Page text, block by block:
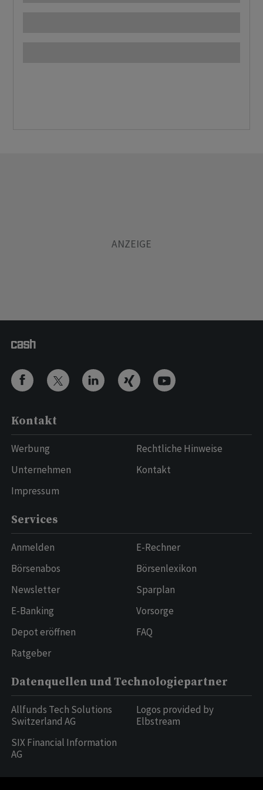
Kontakt
Werbung
Unternehmen
Impressum
Rechtliche Hinweise
Kontakt
Services
Anmelden
Börsenabos
Newsletter
E-Banking
Depot eröffnen
Ratgeber
E-Rechner
Börsenlexikon
Sparplan
Vorsorge
FAQ
Datenquellen und Technologiepartner
Allfunds Tech Solutions
Switzerland AG
SIX Financial Information
AG
Logos provided by
Elbstream